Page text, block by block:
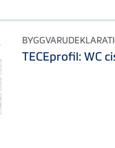
TECEprofil: WC